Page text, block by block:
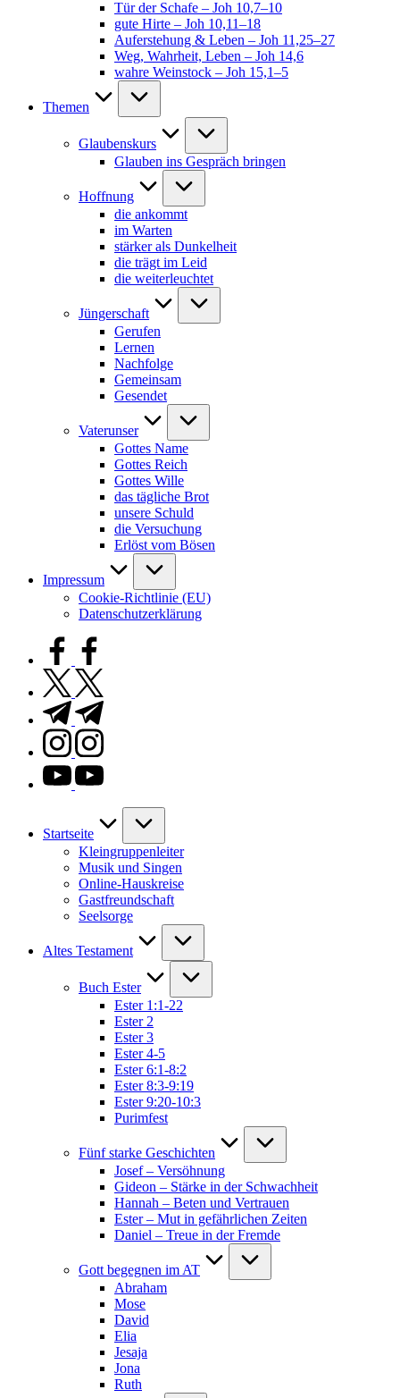
Tür der Schafe – Joh 10,7–10
gute Hirte – Joh 10,11–18
Auferstehung & Leben – Joh 11,25–27
Weg, Wahrheit, Leben – Joh 14,6
wahre Weinstock – Joh 15,1–5
Themen
Glaubenskurs
Glauben ins Gespräch bringen
Hoffnung
die ankommt
im Warten
stärker als Dunkelheit
die trägt im Leid
die weiterleuchtet
Jüngerschaft
Gerufen
Lernen
Nachfolge
Gemeinsam
Gesendet
Vaterunser
Gottes Name
Gottes Reich
Gottes Wille
das tägliche Brot
unsere Schuld
die Versuchung
Erlöst vom Bösen
Impressum
Cookie-Richtlinie (EU)
Datenschutzerklärung
facebook.com
twitter.com
t.me
instagram.com
youtube.com
Startseite
Kleingruppenleiter
Musik und Singen
Online-Hauskreise
Gastfreundschaft
Seelsorge
Altes Testament
Buch Ester
Ester 1:1-22
Ester 2
Ester 3
Ester 4-5
Ester 6:1-8:2
Ester 8:3-9:19
Ester 9:20-10:3
Purimfest
Fünf starke Geschichten
Josef – Versöhnung
Gideon – Stärke in der Schwachheit
Hannah – Beten und Vertrauen
Ester – Mut in gefährlichen Zeiten
Daniel – Treue in der Fremde
Gott begegnen im AT
Abraham
Mose
David
Elia
Jesaja
Jona
Ruth